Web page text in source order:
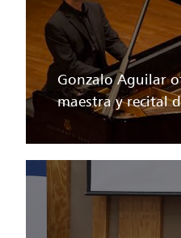
Gonzalo Aguilar
maestra y recital